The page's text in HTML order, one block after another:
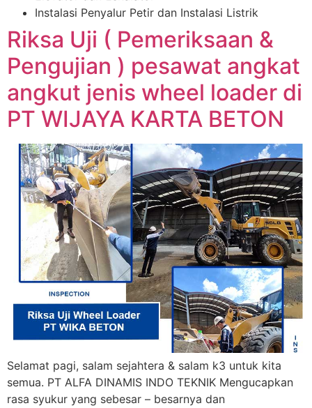
Instalasi Penyalur Petir dan Instalasi Listrik
Riksa Uji ( Pemeriksaan &
Pengujian ) pesawat angkat
angkut jenis wheel loader di
PT WIJAYA KARTA BETON
Selamat pagi, salam sejahtera & salam k3 untuk kita
semua. PT ALFA DINAMIS INDO TEKNIK Mengucapkan
rasa syukur yang sebesar – besarnya dan